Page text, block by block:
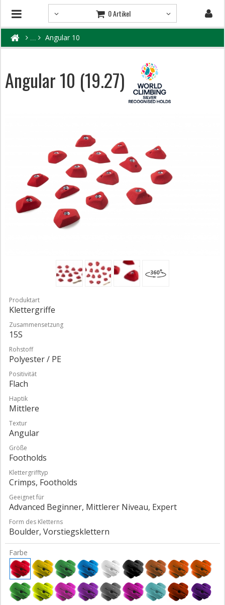
0 Artikel
Angular 10
Angular 10 (19.27)
Produktart
Klettergriffe
Zusammensetzung
15S
Rohstoff
Polyester / PE
Positivität
Flach
Haptik
Mittlere
Textur
Angular
Größe
Footholds
Klettergrifftyp
Crimps, Footholds
Geeignet für
Advanced Beginner, Mittlerer Niveau, Expert
Form des Kletterns
Boulder, Vorstiegsklettern
Farbe